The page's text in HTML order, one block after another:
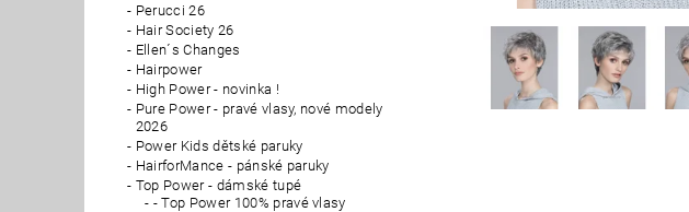
Perucci 26
Hair Society 26
Ellen´s Changes
Hairpower
High Power - novinka !
Pure Power - pravé vlasy, nové modely
2026
Power Kids dětské paruky
HairforMance - pánské paruky
Top Power - dámské tupé
- Top Power 100% pravé vlasy